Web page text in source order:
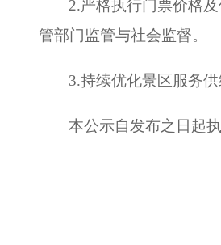
2.严格执行门票价格
管部门监管与社会监督。
3.持续优化景区服务
本公示自发布之日起执